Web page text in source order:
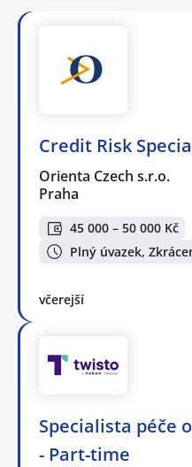
Credit Risk
Orienta Czech s.r.o.
Praha
45 000 – 50 000 Kč
Plný úvazek,
včerejší
Specialista péče
- Part-time